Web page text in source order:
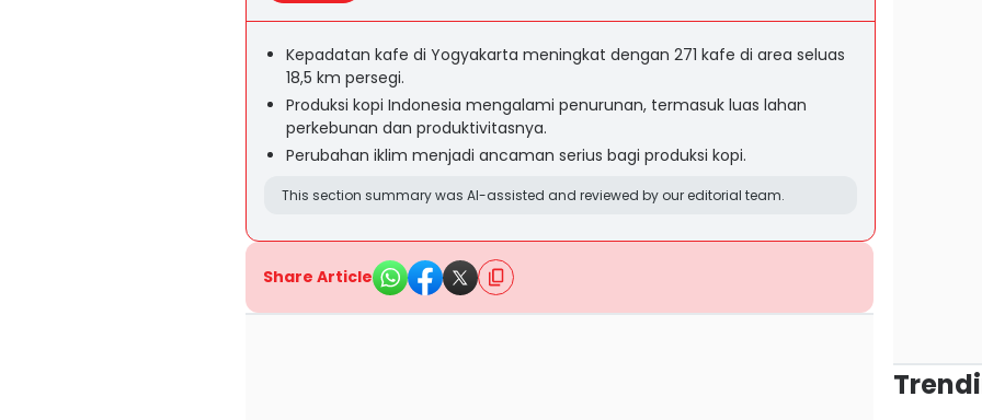
Kepadatan kafe di Yogyakarta meningkat dengan 271 kafe di area seluas
18,5 km persegi.
Produksi kopi Indonesia mengalami penurunan, termasuk luas lahan
perkebunan dan produktivitasnya.
Perubahan iklim menjadi ancaman serius bagi produksi kopi.
This section summary was AI-assisted and reviewed by our editorial team.
Share Article